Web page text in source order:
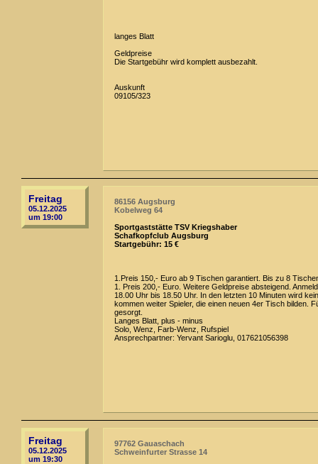
langes Blatt
Geldpreise
Die Startgebühr wird komplett ausbezahlt.
Auskunft
09105/323
Freitag
05.12.2025
um 19:00
86156 Augsburg
Kobelweg 64
Sportgaststätte TSV Kriegshaber
Schafkopfclub Augsburg
Startgebühr: 15 €
1.Preis 150,- Euro ab 9 Tischen garantiert. Bis zu 8
1. Preis 200,- Euro. Weitere Geldpreise absteigend.
18.00 Uhr bis 18.50 Uhr. In den letzten 10 Minuten wird
kommen weiter Spieler, die einen neuen 4er Tisch bilden.
gesorgt.
Langes Blatt, plus - minus
Solo, Wenz, Farb-Wenz, Rufspiel
Ansprechpartner: Yervant Sarioglu, 017621056398
Freitag
05.12.2025
um 19:30
97762 Gauaschach
Schweinfurter Strasse 14